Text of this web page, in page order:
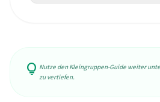
lightbulb Nutze den Kleingruppen-Guide weiter
zu vertiefen.